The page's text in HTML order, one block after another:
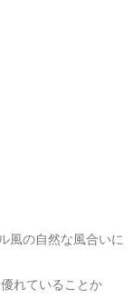
風の自然な風合いに
れていることか